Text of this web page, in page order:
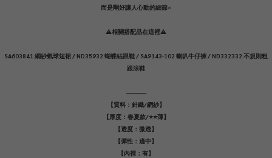
而是剛好讓人心動的細節~
⚠️相關搭配品在這裡⚠️
SA603841 網紗氣球短裙 / ND35932 蝴蝶結跟鞋 / SA9143-102 喇叭牛仔褲 / ND332332 不規則粗
跟涼鞋
-----------
【質料：針織/網紗】
【厚度：春夏款/⭐️⭐️薄】
【透度：微透】
【彈性：適中】
【內裡：有】